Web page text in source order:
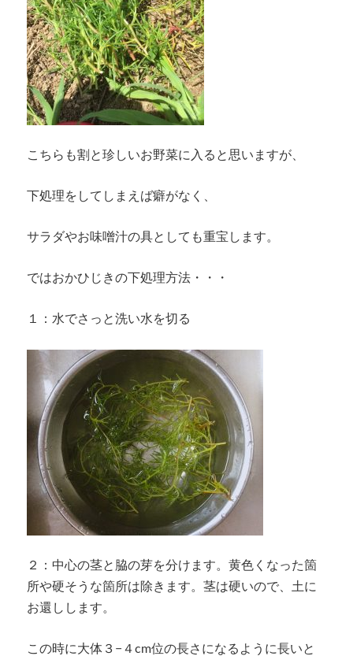
こちらも割と珍しいお野菜に入ると思いますが、
下処理をしてしまえば癖がなく、
サラダやお味噌汁の具としても重宝します。
ではおかひじきの下処理方法・・・
１：水でさっと洗い水を切る
２：中心の茎と脇の芽を分けます。黄色くなった箇
所や硬そうな箇所は除きます。茎は硬いので、土に
お還しします。
この時に大体３−４cm位の長さになるように長いと